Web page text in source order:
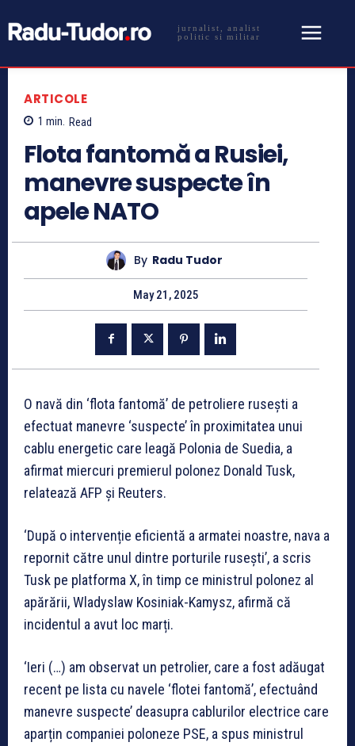
jurnalist, analist
politic si militar
ARTICOLE
1 min. Read
Flota fantomă a Rusiei,
manevre suspecte în
apele NATO
By Radu Tudor
May 21, 2025
O navă din ‘flota fantomă’ de petroliere rusești a
efectuat manevre ‘suspecte’ în proximitatea unui
cablu energetic care leagă Polonia de Suedia, a
afirmat miercuri premierul polonez Donald Tusk,
relatează AFP și Reuters.
‘După o intervenție eficientă a armatei noastre, nava a
repornit către unul dintre porturile rusești’, a scris
Tusk pe platforma X, în timp ce ministrul polonez al
apărării, Wladyslaw Kosiniak-Kamysz, afirmă că
incidentul a avut loc marți.
‘Ieri (…) am observat un petrolier, care a fost adăugat
recent pe lista cu navele ‘flotei fantomă’, efectuând
manevre suspecte’ deasupra cablurilor electrice care
aparțin companiei poloneze PSE, a spus ministrul